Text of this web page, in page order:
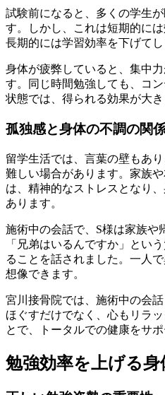
試験前になると、多くの学生
す。しかし、これは短期的に
長期的には学習効率を下げてし
身体が疲弊していると、集中
す。同じ時間勉強しても、コ
状態では、得られる効果が大き
孤独感と身体の不調の関
留学生活では、言葉の壁もあ
難しい場合があります。家族
は、精神的なストレスとなり
あります。
施術中の会話で、S様は家族や
「兄弟はいるんですか」とい
ることを話されました。一人
想像できます。
宮川接骨院では、施術中の会
ほぐすだけでなく、心もリラ
とで、トータルでの健康をサ
勉強効率を上げる